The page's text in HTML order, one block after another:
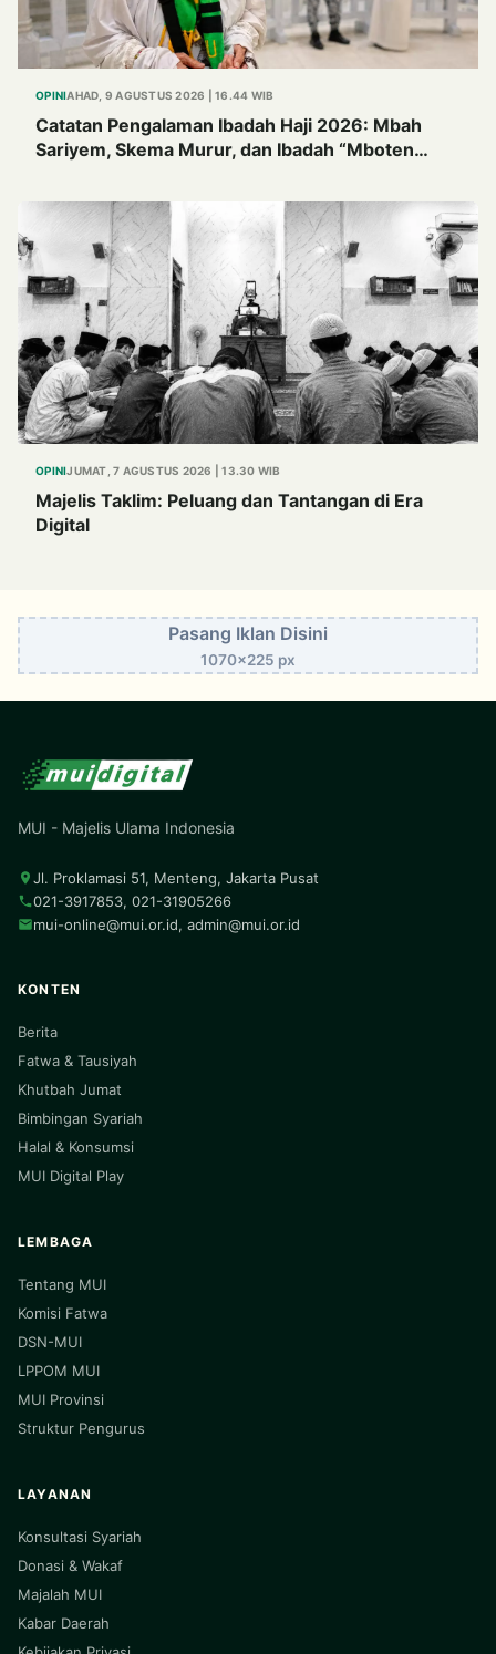
OPINIAHAD, 9 AGUSTUS 2026 | 16.44 WIB
Catatan Pengalaman Ibadah Haji 2026: Mbah
Sariyem, Skema Murur, dan Ibadah “Mboten
OPINIJUMAT, 7 AGUSTUS 2026 | 13.30 WIB
Majelis Taklim: Peluang dan Tantangan di Era
Digital
Pasang Iklan Disini
1070x225 px
MUI - Majelis Ulama Indonesia
Jl. Proklamasi 51, Menteng, Jakarta Pusat
021-3917853, 021-31905266
mui-online@mui.or.id, admin@mui.or.id
KONTEN
Berita
Fatwa & Tausiyah
Khutbah Jumat
Bimbingan Syariah
Halal & Konsumsi
MUI Digital Play
LEMBAGA
Tentang MUI
Komisi Fatwa
DSN-MUI
LPPOM MUI
MUI Provinsi
Struktur Pengurus
LAYANAN
Konsultasi Syariah
Donasi & Wakaf
Majalah MUI
Kabar Daerah